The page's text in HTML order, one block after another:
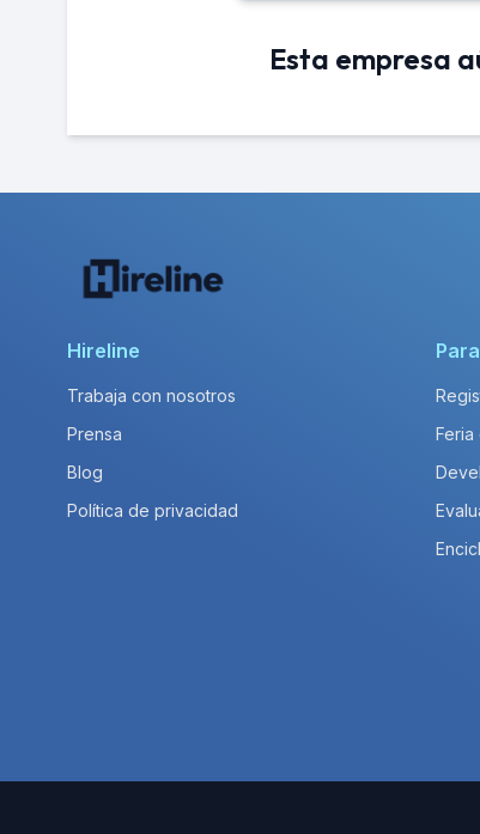
Esta empresa
Hireline
Trabaja con nosotros
Prensa
Blog
Política de privacidad
Feria